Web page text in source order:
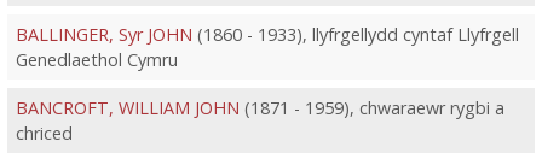
BALLINGER, Syr JOHN (1860 - 1933), llyfrgellydd cyntaf Llyfrgell
Genedlaethol Cymru
BANCROFT, WILLIAM JOHN (1871 - 1959), chwaraewr rygbi a
chriced